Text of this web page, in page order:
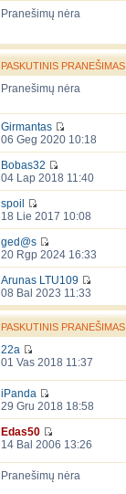
Pranešimų nėra
PASKUTINIS PRANEŠIMAS
Pranešimų nėra
Girmantas
06 Geg 2020 10:18
Bobas32
04 Lap 2018 11:40
spoil
18 Lie 2017 10:08
ged@s
20 Rgp 2024 16:33
Arunas LTU109
08 Bal 2023 11:33
PASKUTINIS PRANEŠIMAS
22a
01 Vas 2018 11:37
iPanda
29 Gru 2018 18:58
Edas50
14 Bal 2006 13:26
Pranešimų nėra